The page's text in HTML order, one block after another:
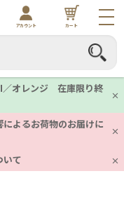
／オレンジ 在庫限り終
よるお荷物のお届けに
いて
アカウント カート